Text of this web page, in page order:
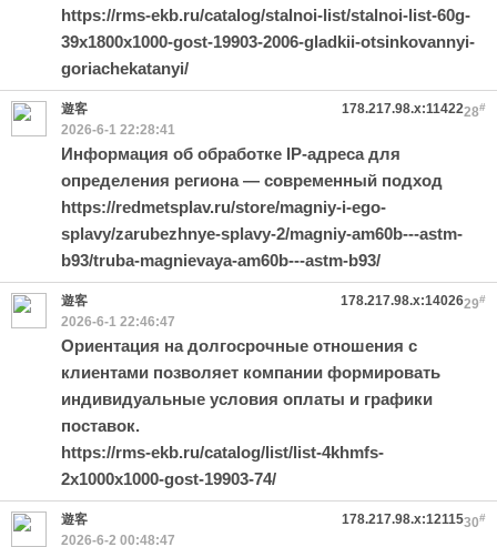
https://rms-ekb.ru/catalog/stalnoi-list/stalnoi-list-60g-
39x1800x1000-gost-19903-2006-gladkii-otsinkovannyi-
goriachekatanyi/
28#
遊客
178.217.98.x:11422
2026-6-1 22:28:41
Информация об обработке IP-адреса для
определения региона — современный подход
https://redmetsplav.ru/store/magniy-i-ego-
splavy/zarubezhnye-splavy-2/magniy-am60b---astm-
b93/truba-magnievaya-am60b---astm-b93/
29#
遊客
178.217.98.x:14026
2026-6-1 22:46:47
Ориентация на долгосрочные отношения с
клиентами позволяет компании формировать
индивидуальные условия оплаты и графики
поставок.
https://rms-ekb.ru/catalog/list/list-4khmfs-
2x1000x1000-gost-19903-74/
30#
遊客
178.217.98.x:12115
2026-6-2 00:48:47